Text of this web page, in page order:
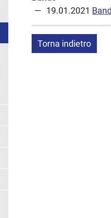
19.01.2021
Torna indietro